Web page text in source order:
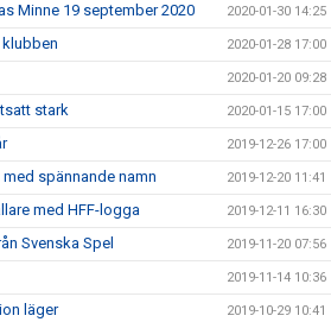
Minne 19 september 2020 2020-01-30 14:25
klubben 2020-01-28 17:00
2020-01-20 09:28
stark 2020-01-15 17:00
2019-12-26 17:00
spännande namn 2019-12-20 11:41
med HFF-logga 2019-12-11 16:30
Svenska Spel 2019-11-20 07:56
2019-11-14 10:36
läger 2019-10-29 10:41